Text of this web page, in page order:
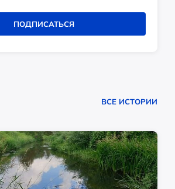
ПОДПИСАТЬСЯ
ВСЕ ИСТОРИИ